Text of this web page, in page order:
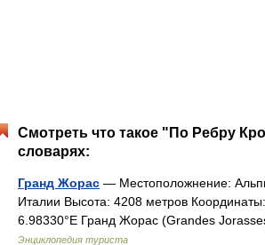
Смотреть что такое "По Ребру
словарях:
Гранд Жорас — Местоположнение:
Италии Высота: 4208 метров
6.98330°E Гранд Жорас (Grandes
Энциклопедия туриста